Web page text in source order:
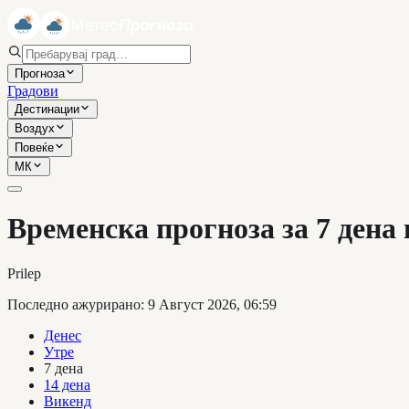
Прогноза
Градови
Дестинации
Воздух
Повеќе
МК
Временска прогноза за 7
Prilep
Последно ажурирано: 9 Август 2026, 06:59
Денес
Утре
7 дена
14 дена
Викенд